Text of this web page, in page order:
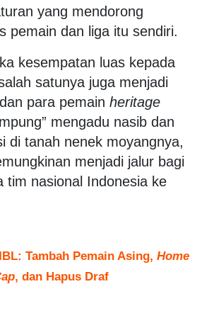
yang mendorong
pemain dan liga itu sendiri.
kesempatan luas kepada
satunya juga menjadi
para pemain heritage
mengadu nasib dan
di tanah nenek moyangnya,
menjadi jalur bagi
tim nasional Indonesia ke
Tambah Pemain Asing, Home
, dan Hapus Draf